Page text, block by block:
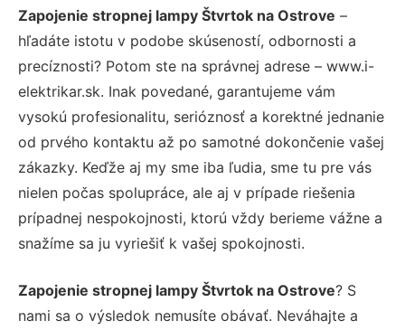
Zapojenie stropnej lampy Štvrtok na Ostrove –
hľadáte istotu v podobe skúseností, odbornosti a
precíznosti? Potom ste na správnej adrese – www.i-
elektrikar.sk. Inak povedané, garantujeme vám
vysokú profesionalitu, serióznosť a korektné jednanie
od prvého kontaktu až po samotné dokončenie vašej
zákazky. Keďže aj my sme iba ľudia, sme tu pre vás
nielen počas spolupráce, ale aj v prípade riešenia
prípadnej nespokojnosti, ktorú vždy berieme vážne a
snažíme sa ju vyriešiť k vašej spokojnosti.
Zapojenie stropnej lampy Štvrtok na Ostrove? S
nami sa o výsledok nemusíte obávať. Neváhajte a